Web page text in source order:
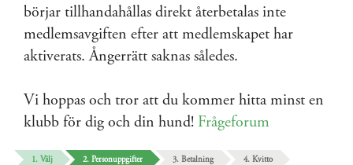
börjar tillhandahållas direkt återbetalas inte
medlemsavgiften efter att medlemskapet har
aktiverats. Ångerrätt saknas således.
Vi hoppas och tror att du kommer hitta minst en
klubb för dig och din hund! Frågeforum
1. Välj 2. Personuppgifter 3. Betalning 4. Kvitto